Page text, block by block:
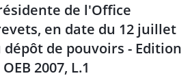
de l'Office
en date du 12 juillet
de pouvoirs - Edition
2007, L.1